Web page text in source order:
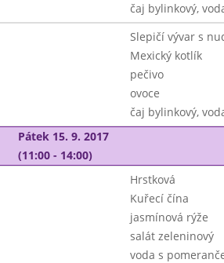
čaj bylinkový,
Slepičí vývar s
Mexický kotlík
pečivo
ovoce
čaj bylinkový,
Pátek 15. 9. 2017
(11:00 - 14:00)
Hrstková
Kuřecí čína
jasmínová rýže
salát zeleninový
voda s